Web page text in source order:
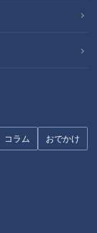
コラム おでかけ
浴」の思い出は
なお鮮やかな真夏